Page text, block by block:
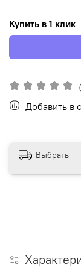
Добавить в
Купить в 1 клик
Выбрать